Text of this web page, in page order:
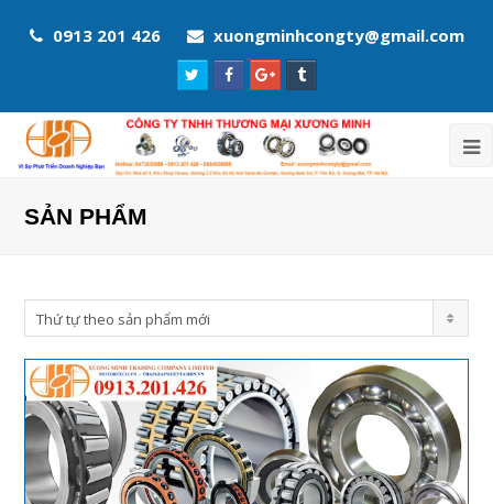
0913 201 426 xuongminhcongty@gmail.com
TwitterFacebook
Google
Profile
Tumblr
SẢN PHẨM
Thứ tự theo sản phẩm mới